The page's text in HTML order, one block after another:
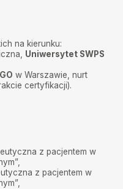
na kierunku:
Uniwersytet SWPS
w Warszawie, nurt
certyfikacji).
z pacjentem w
z pacjentem w